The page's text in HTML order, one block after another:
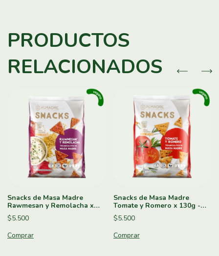
PRODUCTOS
RELACIONADOS
Snacks de Masa Madre
Rawmesan y Remolacha x
130g - Almadre
$5.500
Snacks de Masa Madre
Tomate y Romero x 130g -
Almadre
$5.500